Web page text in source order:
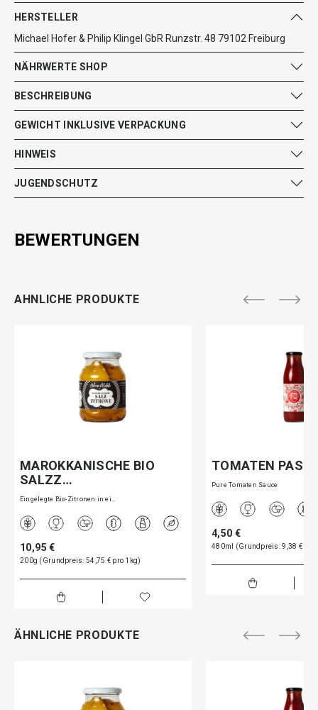
HERSTELLER
Michael Hofer & Philip Klingel GbR Runzstr. 48 79102 Freiburg
NÄHRWERTE SHOP
BESCHREIBUNG
GEWICHT INKLUSIVE VERPACKUNG
HINWEIS
JUGENDSCHUTZ
BEWERTUNGEN
AHNLICHE PRODUKTE
MAROKKANISCHE BIO
SALZZ…
Eingelegte Bio-Zitronen in ei…
10,95 €
200g (Grundpreis: 54,75 € pro 1kg)
TOMATEN
Pure Tomaten Sauce
4,50 €
480ml (Grundpreis: 9,38 € pro
ÄHNLICHE PRODUKTE